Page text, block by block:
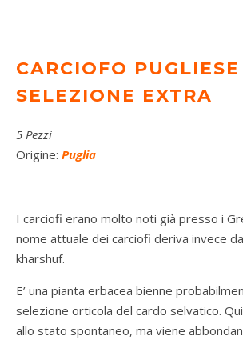
CARCIOFO PUGLIESE
SELEZIONE EXTRA
5 Pezzi
Origine: Puglia
I carciofi erano molto noti già presso i
nome attuale dei carciofi deriva invece
kharshuf.
E’ una pianta erbacea bienne
selezione orticola del cardo selvatico.
allo stato spontaneo, ma viene